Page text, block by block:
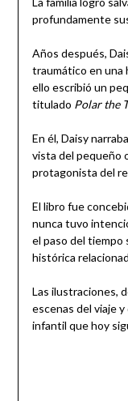
profundamente
Años después,
traumático en una
ello escribió un
titulado Polar the
En él, Daisy
vista del pequeño
protagonista del
El libro fue
nunca tuvo
el paso del tiempo
histórica
Las ilustraciones,
escenas del viaje
infantil que hoy